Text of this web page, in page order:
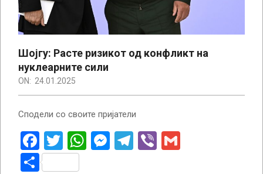
Шојгу: Расте ризикот од конфликт на
нуклеарните сили
ON: 24.01.2025
Сподели со своите пријатели
Facebook
Twitter
WhatsApp
Messenger
Telegram
Viber
Share